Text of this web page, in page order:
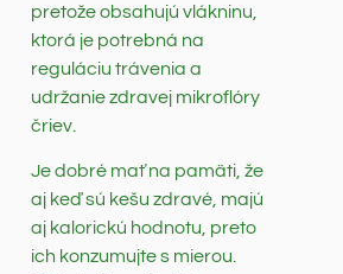
pretože obsahujú vlákninu,
ktorá je potrebná na
reguláciu trávenia a
udržanie zdravej mikroflóry
čriev.
Je dobré mať na pamäti, že
aj keď sú kešu zdravé, majú
aj kalorickú hodnotu, preto
ich konzumujte s mierou.